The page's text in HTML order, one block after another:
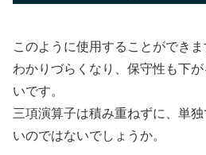
このように使用することができ
わかりづらくなり、保守性も下
いです。
三項演算子は積み重ねずに、単
いのではないでしょうか。